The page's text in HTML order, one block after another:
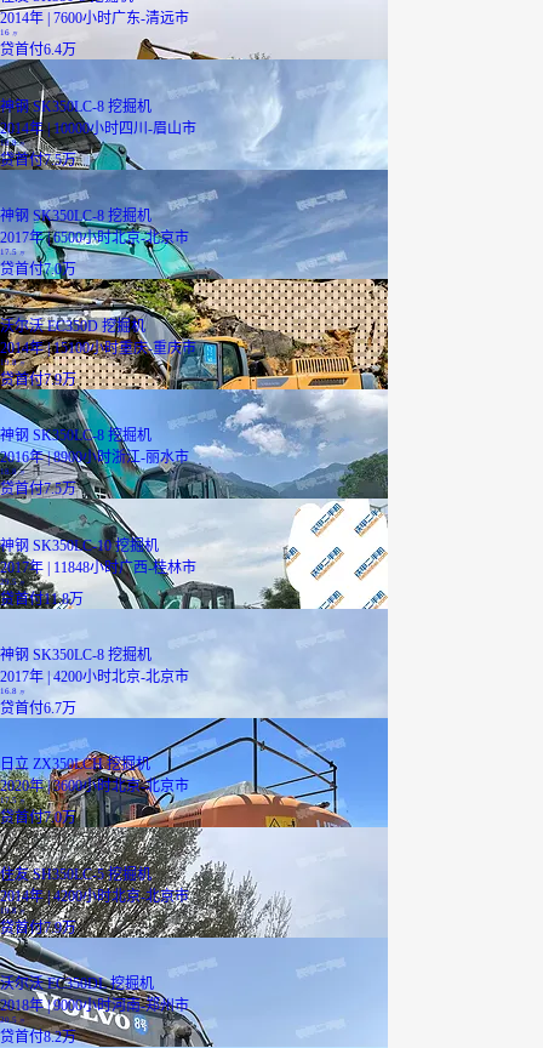
2014年 | 7600小时广东-清远市
16 万
贷首付6.4万
神钢 SK350LC-8 挖掘机
2014年 | 10000小时四川-眉山市
18.8万
贷首付7.5万
神钢 SK350LC-8 挖掘机
2017年 | 6500小时北京-北京市
17.5万
贷首付7.0万
沃尔沃 EC350D 挖掘机
2014年 | 15100小时重庆-重庆市
19.8万
贷首付7.9万
神钢 SK350LC-8 挖掘机
2016年 | 8900小时浙江-丽水市
18.8万
贷首付7.5万
神钢 SK350LC-10 挖掘机
2017年 | 11848小时广西-桂林市
29.5 万
贷首付11.8万
神钢 SK350LC-8 挖掘机
2017年 | 4200小时北京-北京市
16.8 万
贷首付6.7万
日立 ZX350LCH 挖掘机
2020年 | 3600小时北京-北京市
17.5万
贷首付7.0万
住友 SH350LC-5 挖掘机
2014年 | 4200小时北京-北京市
19.8万
贷首付7.9万
沃尔沃 EC350DL 挖掘机
2018年 | 9000小时河南-郑州市
20.5 万
贷首付8.2万